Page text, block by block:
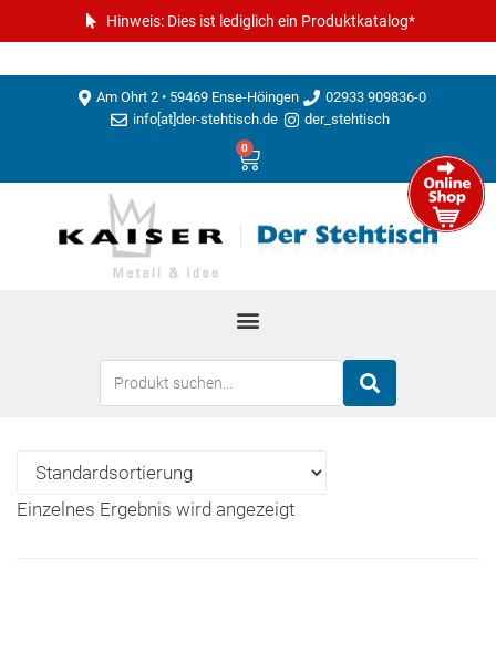
Hinweis: Dies ist lediglich ein Produktkatalog*
Am Ohrt 2 • 59469 Ense-Höingen
02933 909836-0
info[at]der-stehtisch.de
der_stehtisch
0
Einzelnes Ergebnis wird angezeigt